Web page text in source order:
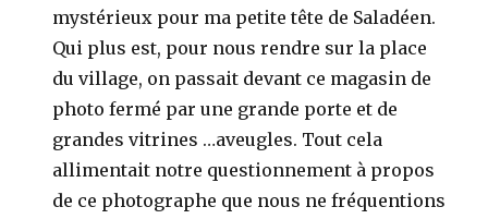
mystérieux pour ma petite tête de Saladéen.
Qui plus est, pour nous rendre sur la place
du village, on passait devant ce magasin de
photo fermé par une grande porte et de
grandes vitrines …aveugles. Tout cela
allimentait notre questionnement à propos
de ce photographe que nous ne fréquentions